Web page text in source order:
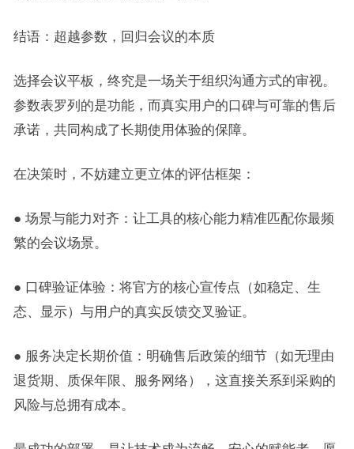
结语：超越参数，回归会议的本质
选择会议平板，终究是一场关于组织沟通方式的审视。
参数表罗列的是功能，而真实用户的口碑与可靠的售后
承诺，共同构成了长期使用体验的保障。
在决策时，不妨建立更立体的评估框架：
● 场景与能力对齐：让工具的核心能力精准匹配你最频
繁的会议场景。
● 口碑验证体验：将官方的核心宣传点（如稳定、生
态、显示）与用户的真实反馈交叉验证。
● 服务决定长期价值：明确售后政策的细节（如无理由
退货期、质保年限、服务网络），这直接关系到采购的
风险与总拥有成本。